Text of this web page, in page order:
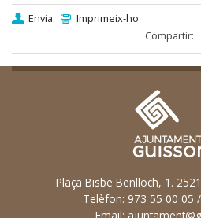
Envia
Imprimeix-ho
Compartir:
Plaça Bisbe Benlloch, 1.
Telèfon: 973 55 00 05